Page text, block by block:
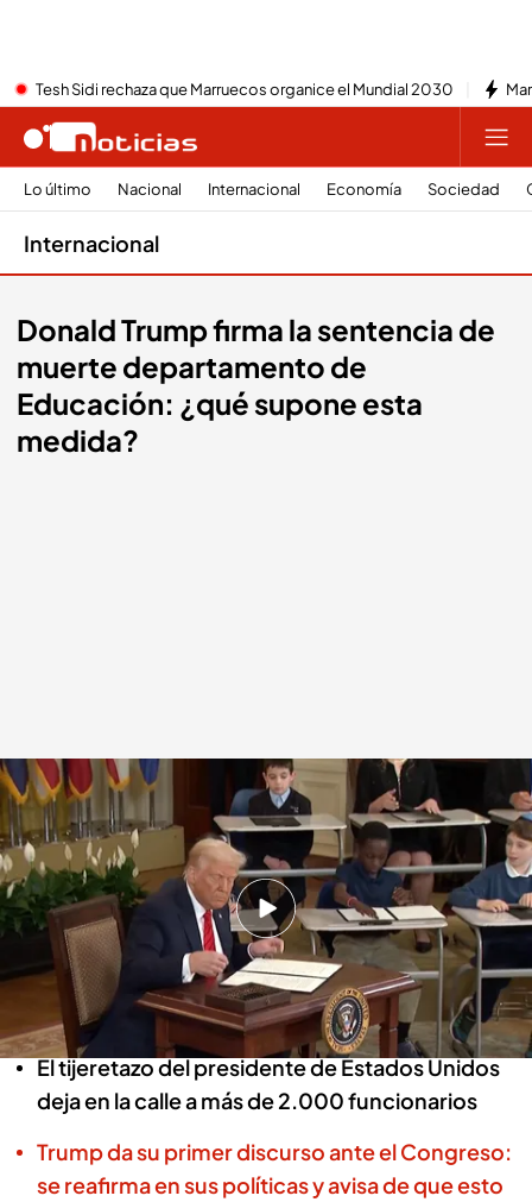
Tesh Sidi rechaza que Marruecos organice el Mundial 2030
Lo último Nacional Internacional Economía Sociedad
Internacional
Donald Trump firma la sentencia de
muerte departamento de
Educación: ¿qué supone esta
medida?
¿Qué supone la medida de cerrar el departamento de Educación?
Redacción digital Noticias Cuatro Europa Press
21 MAR 2025 - 17:42h.
El desmantelamiento del departamento de
Educación de Estados Unidos afectará
principalmente a las becas, ayudas y
préstamos federales
El tijeretazo del presidente de Estados Unidos
deja en la calle a más de 2.000 funcionarios
Trump da su primer discurso ante el Congreso:
se reafirma en sus políticas y avisa de que esto